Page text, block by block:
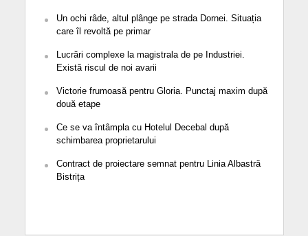
Un ochi râde, altul plânge pe strada Dornei. Situația
care îl revoltă pe primar
Lucrări complexe la magistrala de pe Industriei.
Există riscul de noi avarii
Victorie frumoasă pentru Gloria. Punctaj maxim după
două etape
Ce se va întâmpla cu Hotelul Decebal după
schimbarea proprietarului
Contract de proiectare semnat pentru Linia Albastră
Bistrița